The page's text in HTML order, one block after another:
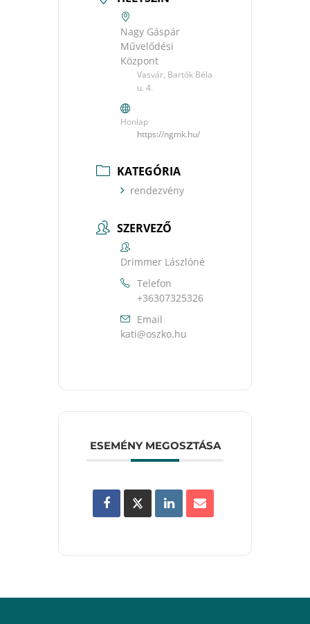
Nagy Gáspár
Művelődési
Központ
Vasvár, Bartók Béla
u. 4.
Honlap
https://ngmk.hu/
KATEGÓRIA
rendezvény
SZERVEZŐ
Drimmer Lászlóné
Telefon
+36307325326
Email
uh.okzso@itak
ESEMÉNY MEGOSZTÁSA